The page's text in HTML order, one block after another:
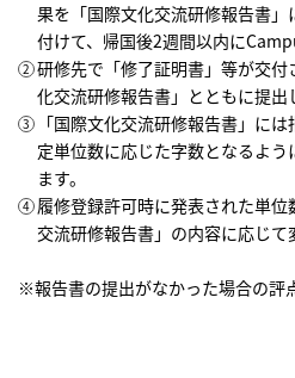
果を「国際文化交流研修報告書」
付けて、帰国後2週間以内に
研修先で「修了証明書」等が交
化交流研修報告書」とともに提出
「国際文化交流研修報告書」に
定単位数に応じた字数となるよ
ます。
履修登録許可時に発表された単
交流研修報告書」の内容に応じて
※報告書の提出がなかった場合の評